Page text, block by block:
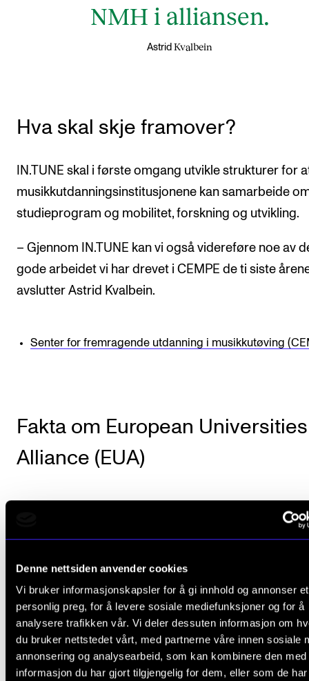
Denne nettsiden anvender cookies
Vi bruker informasjonskapsler for å gi innhold og annonser et
personlig preg, for å levere sosiale mediefunksjoner og for å
analysere trafikken vår. Vi deler dessuten informasjon om
du bruker nettstedet vårt, med partnerne våre innen sosiale
annonsering og analysearbeid, som kan kombinere den med
informasjon du har gjort tilgjengelig for dem, eller som de
NMH i alliansen.
Astrid Kvalbein
Hva skal skje framover?
IN.TUNE skal i første omgang utvikle strukturer for
musikkutdanningsinstitusjonene kan samarbeide
studieprogram og mobilitet, forskning og utvikling.
– Gjennom IN.TUNE kan vi også videreføre noe av
gode arbeidet vi har drevet i CEMPE de ti siste
avslutter Astrid Kvalbein.
Senter for fremragende utdanning i musikkutøving
Fakta om European Universities
Alliance (EUA)
: European Universities Initiative skal
samarbeid og nettverksbygging blant høyere
utdanningsinstitusjoner over hele Europa for å
allianser, fremme innovasjon, mobilitet og
kunnskap og beste praksis. European
Initiative har også som mål å fremme
fellesgradsprogrammer og studieplaner, og
forbindelsene med samfunnet.